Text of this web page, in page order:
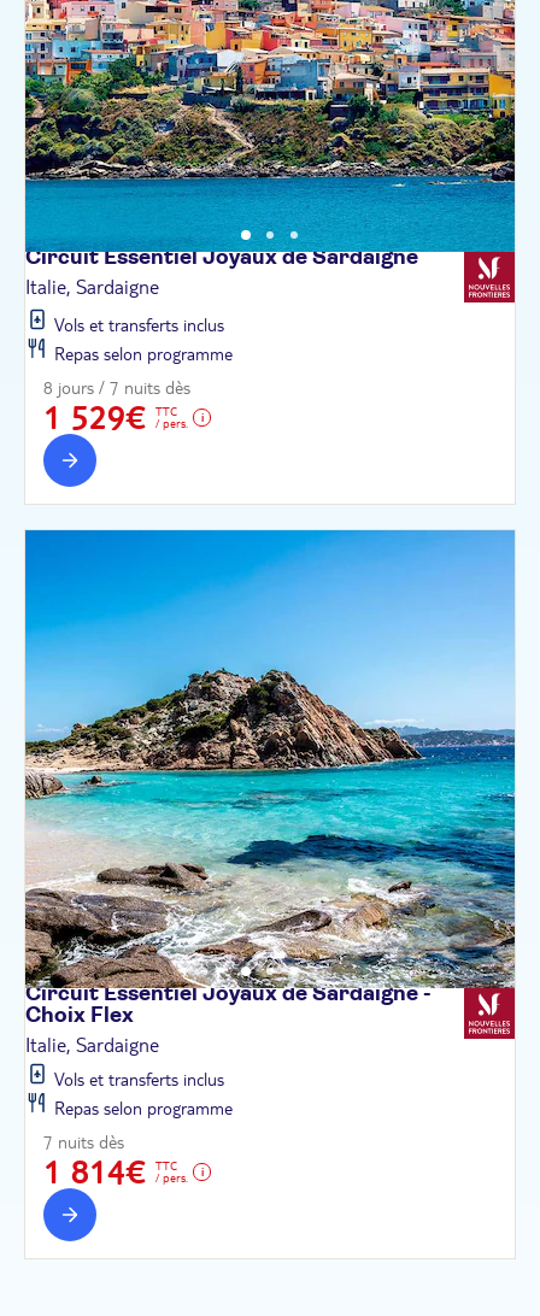
Circuit Essentiel Joyaux deSardaigne
Italie, Sardaigne
Vols et transferts inclus
Repas selon programme
8 jours / 7 nuits dès
1 529€
TTC
/ pers.
Circuit Essentiel Joyaux de Sardaigne -
Choix Flex
Italie, Sardaigne
Vols et transferts inclus
Repas selon programme
7 nuits dès
1 814€
TTC
/ pers.